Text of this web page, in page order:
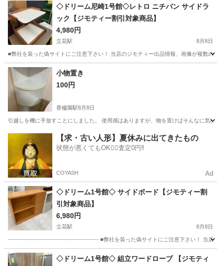
兵庫 南あわじ市 その他
◇ドリーム尼崎1号館◇レトロ ニチバン サイドラ
ック【ジモティー割引対象商品】
4,980円
立花駅 8月8日
■弊社を装った偽サイトにご注意下さい！ 当店のジモティー出品情報、画像が複数の
兵庫 尼崎市 立花駅
小物置き
100円
香櫨園駅8月8日
引越しを機に手放すことにしました。 使用感はありますが、物を置けばそんなに気
香櫨園駅 収納家具
【求・古い人形】夏休みに出てきたもの
状態が悪くてもOK🙆‍♀️査定0円‼️
COYASH Ad
◇ドリーム1号館◇ サイドボード【ジモティー割
引対象商品】
6,980円
立花駅 8月8日
---------------------------------------------- ■弊社を装った偽サイトにご注意下さい！ 当店の
兵庫 尼崎市 立花駅 収納家具 店頭
◇ドリーム1号館◇ 組立ワードローブ 【ジモティ